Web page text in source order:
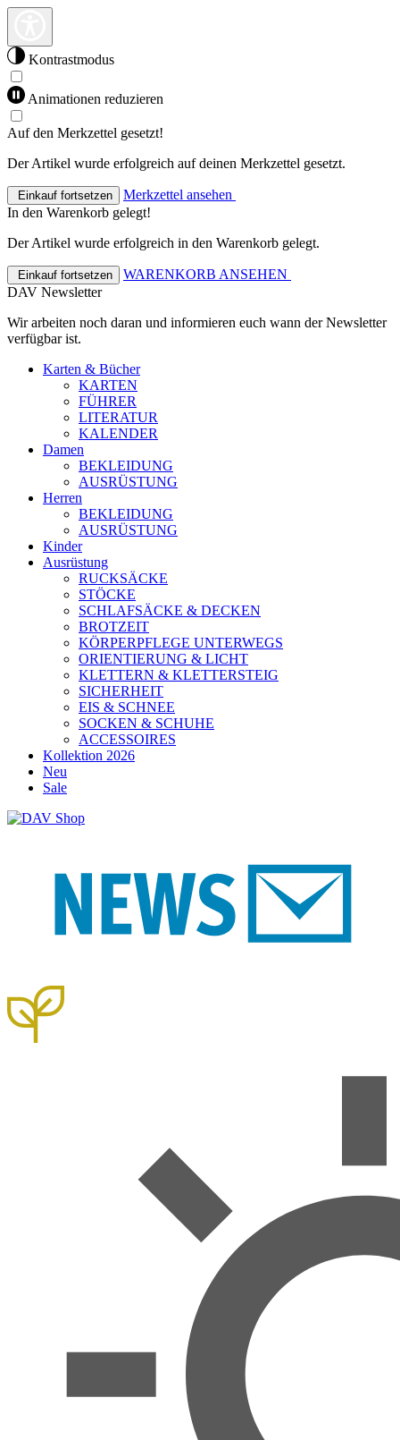
Kontrastmodus
Animationen reduzieren
Auf den Merkzettel gesetzt!
Der Artikel wurde erfolgreich auf deinen Merkzettel gesetzt.
Einkauf fortsetzen
Merkzettel ansehen
In den Warenkorb gelegt!
Der Artikel wurde erfolgreich in den Warenkorb gelegt.
Einkauf fortsetzen
WARENKORB ANSEHEN
DAV Newsletter
Wir arbeiten noch daran und informieren euch wann der Newsletter
verfügbar ist.
Karten & Bücher
KARTEN
FÜHRER
LITERATUR
KALENDER
Damen
BEKLEIDUNG
AUSRÜSTUNG
Herren
BEKLEIDUNG
AUSRÜSTUNG
Kinder
Ausrüstung
RUCKSÄCKE
STÖCKE
SCHLAFSÄCKE & DECKEN
BROTZEIT
KÖRPERPFLEGE UNTERWEGS
ORIENTIERUNG & LICHT
KLETTERN & KLETTERSTEIG
SICHERHEIT
EIS & SCHNEE
SOCKEN & SCHUHE
ACCESSOIRES
Kollektion 2026
Neu
Sale